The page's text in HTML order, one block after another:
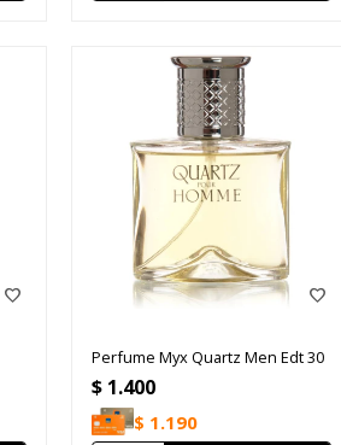
Perfume Myx Quartz Men Edt 30
$ 1.400
$ 1.190